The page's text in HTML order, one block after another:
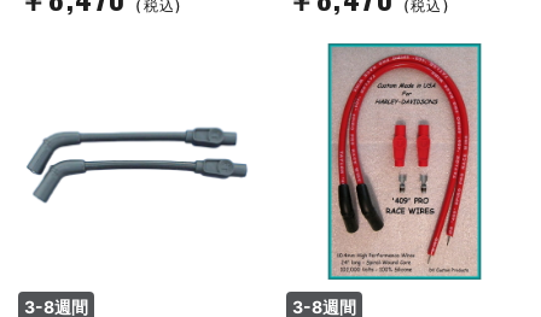
(税込) (税込)
3-8週間 3-8週間